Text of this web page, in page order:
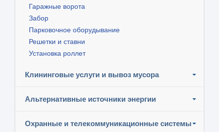
Гаражные ворота
Забор
Парковочное оборудывание
Решетки и ставни
Установка роллет
Клининговые услуги и вывоз мусора
Альтернативные источники энергии
Охранные и телекоммуникационные системы